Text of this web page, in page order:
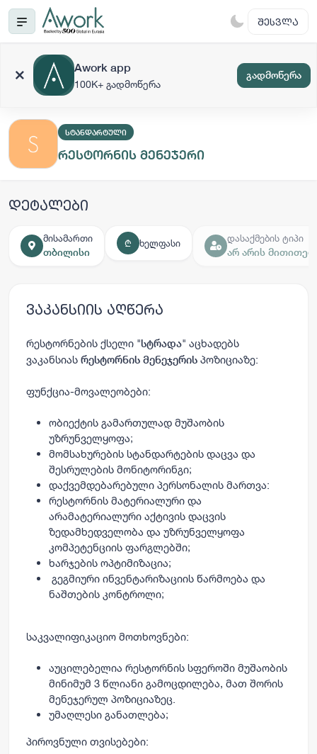
ᲨᲔᲡᲕᲚᲐ
Awork app
100K+ გადმოწერა
გადმოწერა
ᲡᲢᲐᲜᲓᲐᲠᲢᲣᲚᲘ
რესტორნის მენეჯერი
დეტალები
მისამართი
თბილისი
₾ ხელფასი
დასაქმების ტიპი
არ არის
ვაკანსიის აღწერა
რესტორნების ქსელი "სტრადა" აცხადებს
ვაკანსიას რესტორნის მენეჯერის პოზიციაზე:
ფუნქცია-მოვალეობები:
ობიექტის გამართულად მუშაობის
უზრუნველყოფა;
მომსახურების სტანდარტების დაცვა და
შესრულების მონიტორინგი;
დაქვემდებარებული პერსონალის მართვა:
რესტორნის მატერიალური და
არამატერიალური აქტივის დაცვის
ზედამხედველობა და უზრუნველყოფა
კომპეტენციის ფარგლებში;
ხარჯების ოპტიმიზაცია;
გეგმიური ინვენტარიზაციის წარმოება და
ნაშთების კონტროლი;
საკვალიფიკაციო მოთხოვნები:
აუცილებელია რესტორნის სფეროში მუშაობის
მინიმუმ 3 წლიანი გამოცდილება, მათ შორის
მენეჯერულ პოზიციაზეც.
უმაღლესი განათლება;
პიროვნული თვისებები: